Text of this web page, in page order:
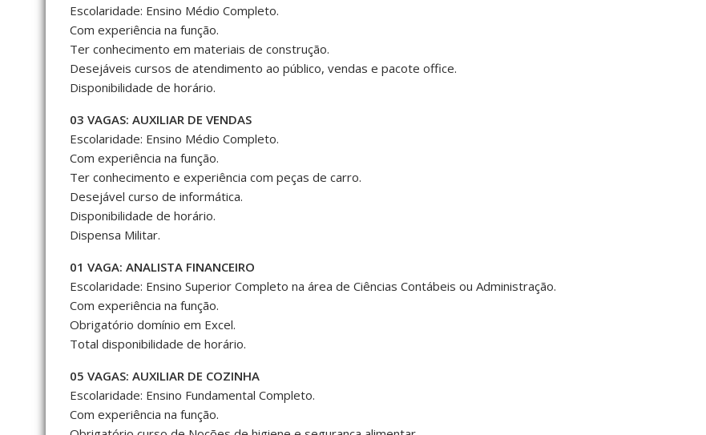
Escolaridade: Ensino Médio Completo.
Com experiência na função.
Ter conhecimento em materiais de construção.
Desejáveis cursos de atendimento ao público, vendas e pacote office.
Disponibilidade de horário.
03 VAGAS: AUXILIAR DE VENDAS
Escolaridade: Ensino Médio Completo.
Com experiência na função.
Ter conhecimento e experiência com peças de carro.
Desejável curso de informática.
Disponibilidade de horário.
Dispensa Militar.
01 VAGA: ANALISTA FINANCEIRO
Escolaridade: Ensino Superior Completo na área de Ciências Contábeis ou Administração.
Com experiência na função.
Obrigatório domínio em Excel.
Total disponibilidade de horário.
05 VAGAS: AUXILIAR DE COZINHA
Escolaridade: Ensino Fundamental Completo.
Com experiência na função.